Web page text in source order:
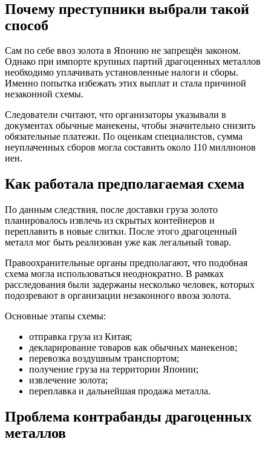
Почему преступники выбрали такой
способ
Сам по себе ввоз золота в Японию не запрещён законом.
Однако при импорте крупных партий драгоценных металлов
необходимо уплачивать установленные налоги и сборы.
Именно попытка избежать этих выплат и стала причиной
незаконной схемы.
Следователи считают, что организаторы указывали в
документах обычные манекены, чтобы значительно снизить
обязательные платежи. По оценкам специалистов, сумма
неуплаченных сборов могла составить около 110 миллионов
иен.
Как работала предполагаемая схема
По данным следствия, после доставки груза золото
планировалось извлечь из скрытых контейнеров и
переплавить в новые слитки. После этого драгоценный
металл мог быть реализован уже как легальный товар.
Правоохранительные органы предполагают, что подобная
схема могла использоваться неоднократно. В рамках
расследования были задержаны несколько человек, которых
подозревают в организации незаконного ввоза золота.
Основные этапы схемы:
отправка груза из Китая;
декларирование товаров как обычных манекенов;
перевозка воздушным транспортом;
получение груза на территории Японии;
извлечение золота;
переплавка и дальнейшая продажа металла.
Проблема контрабанды драгоценных
металлов